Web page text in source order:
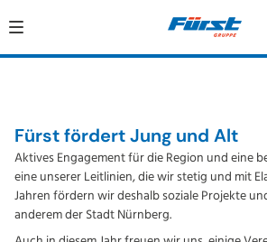
Fürst fördert Jung und Alt
Aktives Engagement für die Region und eine
eine unserer Leitlinien, die wir stetig und mit
Jahren fördern wir deshalb soziale Projekte
anderem der Stadt Nürnberg.